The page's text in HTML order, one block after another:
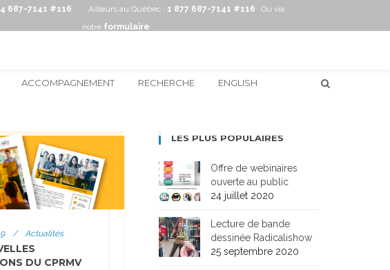
687-7141 #116 Ailleurs au Québec : 1 877 687-7141 #116
Ou via
notre formulaire
ACCOMPAGNEMENT RECHERCHE ENGLISH
/ Actualités
DU CPRMV
LES PLUS POPULAIRES
Offre de webinaires
ouverte au public
24 juillet 2020
Lecture de bande
dessinée Radicalishow
25 septembre 2020